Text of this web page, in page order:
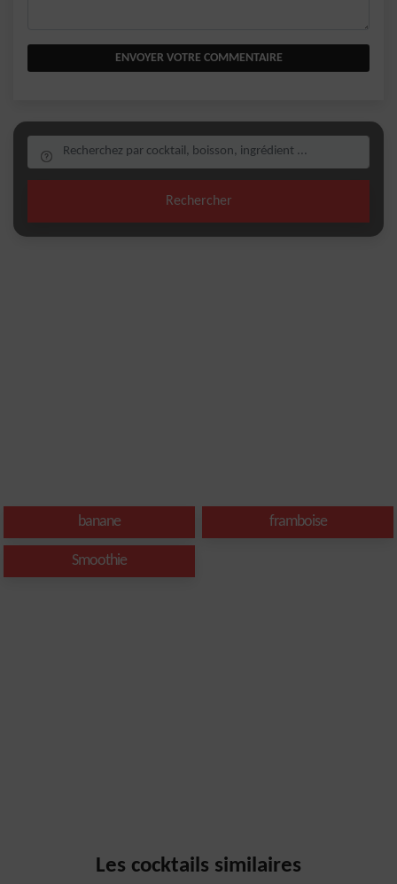
ENVOYER VOTRE COMMENTAIRE
Rechercher
banane framboise
Smoothie
Les cocktails similaires